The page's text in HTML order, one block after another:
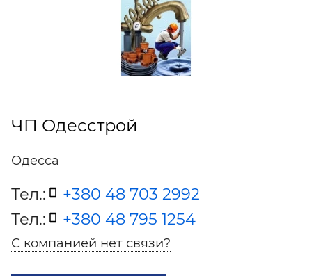
ЧП Одесстрой
Одесса
Тел.:
+380 48 703 2992
Тел.:
+380 48 795 1254
С компанией нет связи?